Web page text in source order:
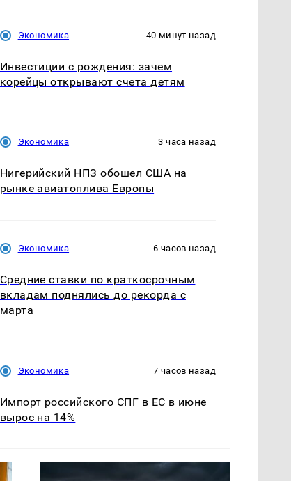
Экономика 40 минут назад
Инвестиции с рождения: зачем
корейцы открывают счета детям
Экономика 3 часа назад
Нигерийский НПЗ обошел США на
рынке авиатоплива Европы
Экономика 6 часов назад
Средние ставки по краткосрочным
вкладам поднялись до рекорда с
марта
Экономика 7 часов назад
Импорт российского СПГ в ЕС в июне
вырос на 14%